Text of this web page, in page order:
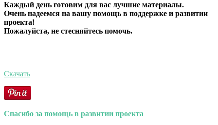
Каждый день готовим для вас лучшие материалы.
Очень надеемся на вашу помощь в поддержке и развитии
проекта!
Пожалуйста, не стесняйтесь помочь.
Скачать
Спасибо за помощь в развитии проекта